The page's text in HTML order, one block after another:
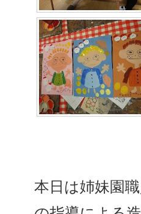
本日は姉妹園